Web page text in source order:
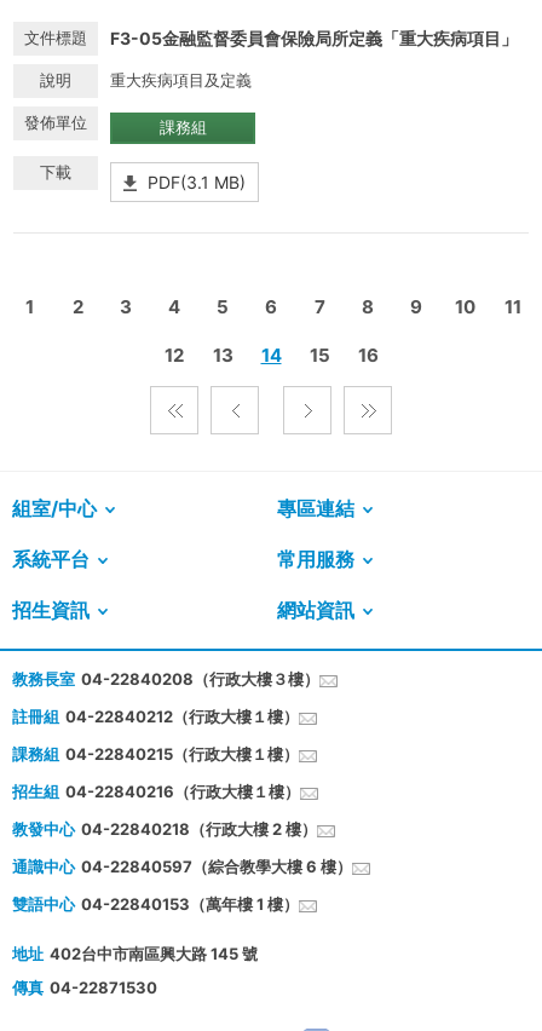
F3-05金融監督委員會保險局所定義「重大疾病項目」
重大疾病項目及定義
課務組
PDF(3.1 MB)
1 2 3 4 5 6 7 8 9 10 11
12 13 14 15 16
組室/中心 專區連結
系統平台 常用服務
招生資訊 網站資訊
教務長室 04-22840208（行政大樓３樓）
註冊組 04-22840212（行政大樓１樓）
課務組 04-22840215（行政大樓１樓）
招生組 04-22840216（行政大樓１樓）
教發中心 04-22840218（行政大樓 2 樓）
通識中心 04-22840597（綜合教學大樓 6 樓）
雙語中心 04-22840153（萬年樓 1 樓）
地址 402台中市南區興大路 145 號
傳真 04-22871530